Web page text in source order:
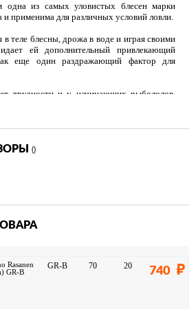
одна из самых уловистых блесен марки
и применима для различных условий ловли.
в теле блесны, дрожа в воде и играя своими
ей дополнительный привлекающий
еще один раздражающий фактор для
трудности и у начинающих рыбололов.
проводка с различной скоростью не
улова!
()
Rasanen
GR-B
GR-B 70 20 740